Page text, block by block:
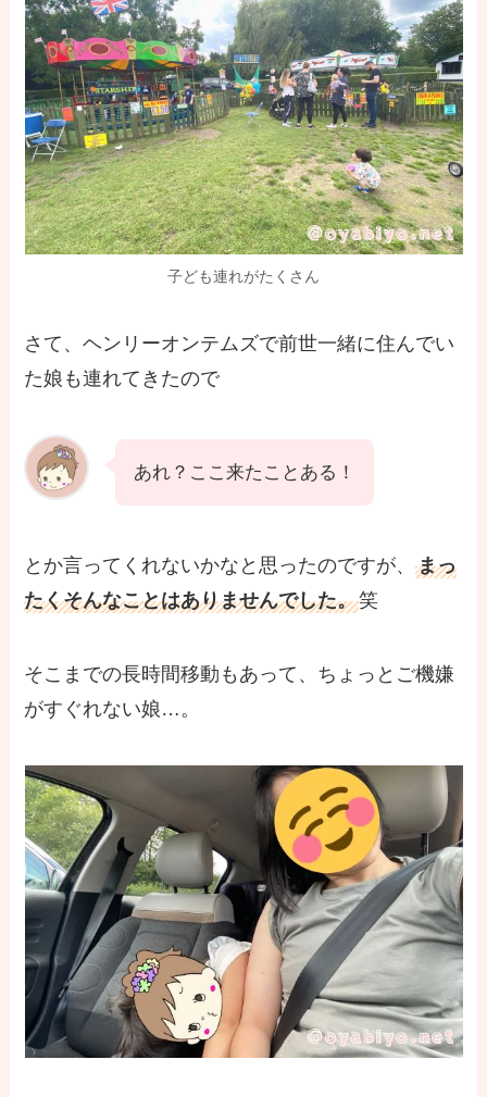
子ども連れがたくさん
さて、ヘンリーオンテムズで前世一緒に住んでい
た娘も連れてきたので
あれ？ここ来たことある！
とか言ってくれないかなと思ったのですが、まっ
たくそんなことはありませんでした。笑
そこまでの長時間移動もあって、ちょっとご機嫌
がすぐれない娘…。